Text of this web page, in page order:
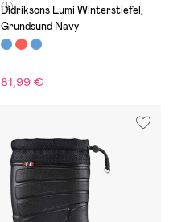
(4)
Didriksons Lumi Winterstiefel,
Grundsund Navy
81,99 €